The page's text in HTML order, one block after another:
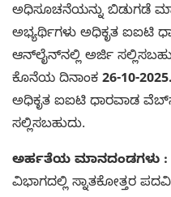
ಅಧಿಸೂಚನೆಯನ್ನು ಬಿಡುಗಡೆ
ಅಭ್ಯರ್ಥಿಗಳು ಅಧಿಕೃತ ಐಐಟಿ
ಆನ್‌ಲೈನ್‌ನಲ್ಲಿ ಅರ್ಜಿ
ಕೊನೆಯ ದಿನಾಂಕ 26-10-2025.
ಅಧಿಕೃತ ಐಐಟಿ ಧಾರವಾಡ
ಸಲ್ಲಿಸಬಹುದು.
ಅರ್ಹತೆಯ ಮಾನದಂಡಗಳು :
ವಿಭಾಗದಲ್ಲಿ ಸ್ನಾತಕೋತ್ತರ